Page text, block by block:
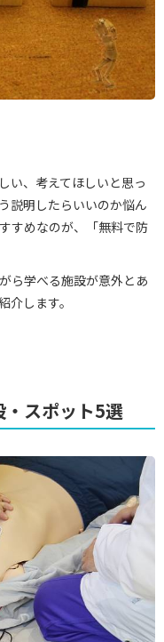
い、考えてほしいと思っ
説明したらいいのか悩ん
すめなのが、「無料で防
ら学べる施設が意外とあ
します。
スポット5選